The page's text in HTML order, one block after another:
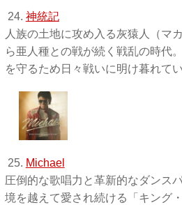
24. 神統記
人族の土地に攻め入る灰猿人（マ
ら亜人種との戦が続く戦乱の時代
を守るため日々戦いに明け暮れて
25. Michael
圧倒的な歌唱力と革新的なダンス
境を越えて愛され続ける「キング